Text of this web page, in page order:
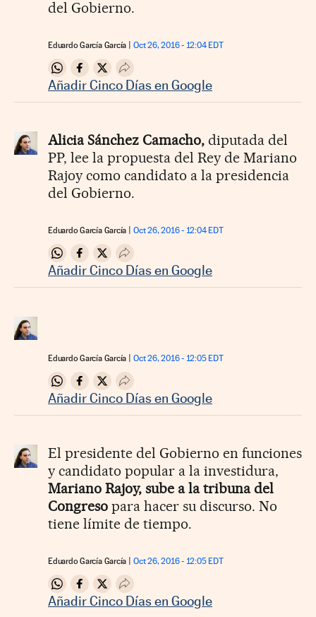
del Gobierno.
Eduardo García García Oct 26, 2016 - 12:04 EDT
Compartir en Whatsapp
Compartir en Facebook
Compartir en Twitter
Desplegar Redes Sociales
Añadir Cinco Días en Google
Alicia Sánchez Camacho, diputada del
PP, lee la propuesta del Rey de Mariano
Rajoy como candidato a la presidencia
del Gobierno.
Eduardo García García Oct 26, 2016 - 12:04 EDT
Compartir en Whatsapp
Compartir en Facebook
Compartir en Twitter
Desplegar Redes Sociales
Añadir Cinco Días en Google
Eduardo García García Oct 26, 2016 - 12:05 EDT
Compartir en Whatsapp
Compartir en Facebook
Compartir en Twitter
Desplegar Redes Sociales
Añadir Cinco Días en Google
El presidente del Gobierno en funciones
y candidato popular a la investidura,
Mariano Rajoy, sube a la tribuna del
Congreso para hacer su discurso. No
tiene límite de tiempo.
Eduardo García García Oct 26, 2016 - 12:05 EDT
Compartir en Whatsapp
Compartir en Facebook
Compartir en Twitter
Desplegar Redes Sociales
Añadir Cinco Días en Google